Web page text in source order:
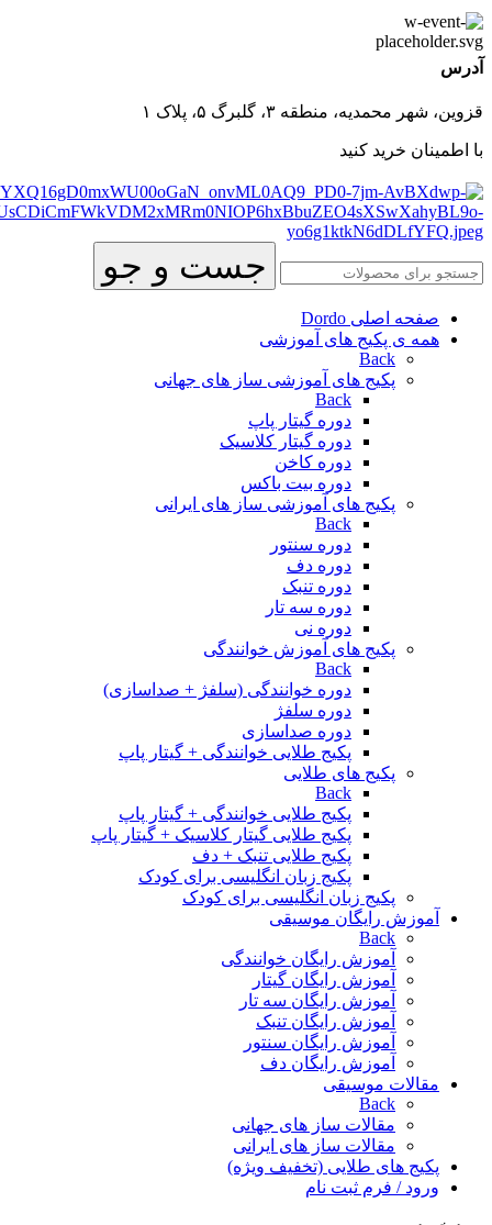
آدرس
قزوین، شهر محمدیه، منطقه ۳، گلبرگ ۵، پلاک ۱
با اطمینان خرید کنید
جست و جو
صفحه اصلی Dordo
همه ی پکیج های آموزشی
Back
پکیج های آموزشی ساز های جهانی
Back
دوره گیتار پاپ
دوره گیتار کلاسیک
دوره کاخن
دوره بیت باکس
پکیج های آموزشی ساز های ایرانی
Back
دوره سنتور
دوره دف
دوره تنبک
دوره سه تار
دوره نی
پکیج های آموزش خوانندگی
Back
دوره خوانندگی (سلفژ + صداسازی)
دوره سلفژ
دوره صداسازی
پکیج طلایی خوانندگی + گیتار پاپ
پکیج های طلایی
Back
پکیج طلایی خوانندگی + گیتار پاپ
پکیج طلایی گیتار کلاسیک + گیتار پاپ
پکیج طلایی تنبک + دف
پکیج زبان انگلیسی برای کودک
پکیج زبان انگلیسی برای کودک
آموزش رایگان موسیقی
Back
آموزش رایگان خوانندگی
آموزش رایگان گیتار
آموزش رایگان سه تار
آموزش رایگان تنبک
آموزش رایگان سنتور
آموزش رایگان دف
مقالات موسیقی
Back
مقالات ساز های جهانی
مقالات ساز های ایرانی
پکیج های طلایی (تخفیف ویژه)
ورود / فرم ثبت نام